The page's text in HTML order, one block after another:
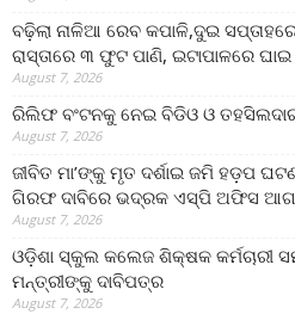
ବଢ଼ିଲା ନାଳିଆ ରେବ କପାଳି,ଦୁଇ
ରାସ୍ତାରେ ୩ ଫୁଟ ପାଣି, ଇଟାପାଳରେ ଘାଇ
August 7, 2026
ରିଲିଫ ବଂଟନକୁ ନେଇ ବିଡିଓ ଓ
August 7, 2026
ଜୀବିତ ମା’ଙ୍କୁ ମୃତ ଦର୍ଶାଇ ଜମି ହଡ଼ପ
ଗିରଫ ଦାବିରେ ଭଦ୍ରକ ଏସ୍‌ପି ଅଫିସ
August 7, 2026
ଓଡ଼ିଶା ସ୍କୁଲ କଲେଜ ଶିକ୍ଷକ
ମନ୍ତ୍ରୀଙ୍କୁ ଦାବିପତ୍ର
August 7, 2026